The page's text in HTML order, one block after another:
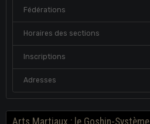
Fédérations
Horaires des sections
Inscriptions
Adresses
Arts Martiaux : le Goshin-Système